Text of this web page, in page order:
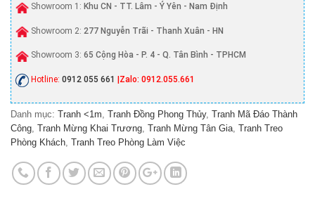
Showroom 1: Khu CN - TT. Lâm - Ý Yên - Nam Định
Showroom 2: 277 Nguyễn Trãi - Thanh Xuân - HN
Showroom 3: 65 Cộng Hòa - P. 4 - Q. Tân Bình - TPHCM
Hotline: 0912 055 661 |Zalo: 0912.055.661
Danh mục: Tranh <1m Tranh Đồng Phong Thủy, Tranh Mã Đáo Thành
Công Tranh Mừng Khai Trương Tranh Mừng Tân Gia Tranh Treo
Phòng Khách Tranh Treo Phòng Làm Việc